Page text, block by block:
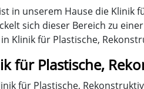
in unserem Hause die Klinik
sich dieser Bereich zu
Klinik für Plastische,
für Plastische,
für Plastische,